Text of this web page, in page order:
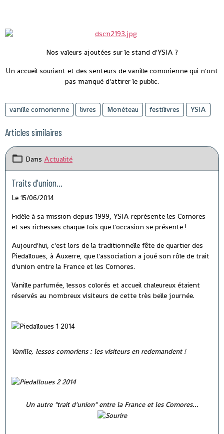
Nos valeurs ajoutées sur le stand d'YSIA ?
Un accueil souriant et des senteurs de vanille comorienne qui n'ont
pas manqué d'attirer le public.
vanille comorienne livres Monéteau festilivres YSIA
Articles similaires
Dans Actualité
Traits d'union...
Le 15/06/2014
Fidèle à sa mission depuis 1999, YSIA représente les Comores
et ses richesses chaque fois que l'occasion se présente !
Aujourd'hui, c'est lors de la traditionnelle fête de quartier des
Piedalloues, à Auxerre, que l'association a joué son rôle de trait
d'union entre la France et les Comores.
Vanille parfumée, lessos colorés et accueil chaleureux étaient
réservés au nombreux visiteurs de cette très belle journée.
Vanille, lessos comoriens : les visiteurs en redemandent !
Un autre "trait d'union" entre la France et les Comores...